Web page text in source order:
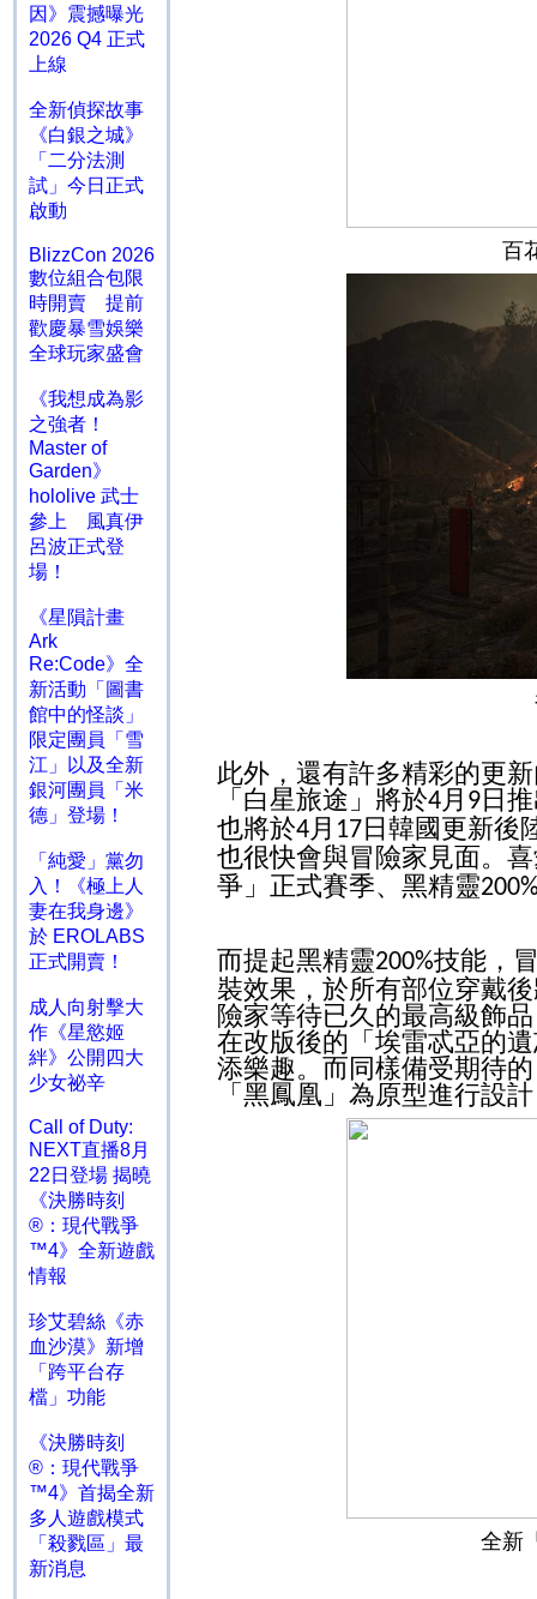
因》震撼曝光
2026 Q4 正式
上線
全新偵探故事
《白銀之城》
「二分法測
試」今日正式
啟動
BlizzCon 2026
數位組合包限
時開賣 提前
歡慶暴雪娛樂
全球玩家盛會
《我想成為影
之強者！
Master of
Garden》
hololive 武士
參上 風真伊
呂波正式登
場！
《星隕計畫
Ark
Re:Code》全
新活動「圖書
館中的怪談」
限定團員「雪
江」以及全新
銀河團員「米
德」登場！
「純愛」黨勿
入！《極上人
妻在我身邊》
於 EROLABS
正式開賣！
成人向射擊大
作《星慾姬
絆》公開四大
少女祕辛
Call of Duty:
NEXT直播8月
22日登場 揭曉
《決勝時刻
®：現代戰爭
™4》全新遊戲
情報
珍艾碧絲《赤
血沙漠》新增
「跨平台存
檔」功能
《決勝時刻
®：現代戰爭
™4》首揭全新
多人遊戲模式
「殺戮區」最
新消息
百
此外，還有許多精彩的更
「白星旅途」將於4月 9日
也將於4月 17日韓國更新後
也很快會與冒險家見面。
爭」正式賽季、黑精靈
而提起黑精靈200%技能，
裝效果，於所有部位穿戴
險家等待已久的最高級飾
在改版後的「埃雷忒亞的
添樂趣。而同樣備受期待
「黑鳳凰」為原型進行設
全新